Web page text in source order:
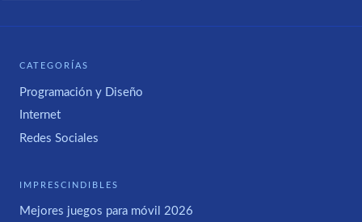
CATEGORÍAS
Programación y Diseño
Internet
Redes Sociales
IMPRESCINDIBLES
Mejores juegos para móvil 2026